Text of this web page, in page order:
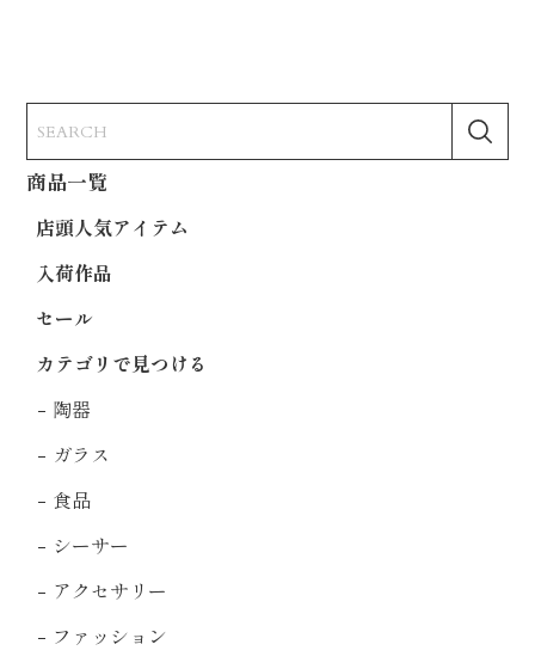
商品一覧
店頭人気アイテム
入荷作品
セール
カテゴリで見つける
陶器
ガラス
食品
シーサー
アクセサリー
ファッション